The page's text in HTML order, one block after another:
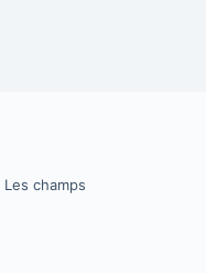
Les champs